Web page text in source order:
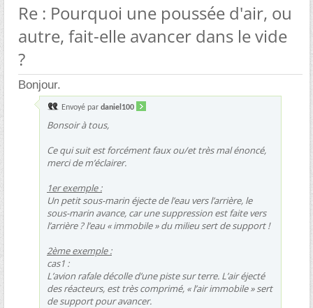
Re : Pourquoi une poussée d'air, ou
autre, fait-elle avancer dans le vide
?
Bonjour.
Envoyé par daniel100
Bonsoir à tous,
Ce qui suit est forcément faux ou/et très mal énoncé,
merci de m’éclairer.
1er exemple :
Un petit sous-marin éjecte de l’eau vers l’arrière, le
sous-marin avance, car une suppression est faite vers
l’arrière ? l’eau « immobile » du milieu sert de support !
2ème exemple :
cas1 :
L’avion rafale décolle d’une piste sur terre. L’air éjecté
des réacteurs, est très comprimé, « l’air immobile » sert
de support pour avancer.